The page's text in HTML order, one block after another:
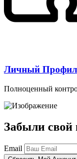
Личный
Полноценный
Забыли свой
Email